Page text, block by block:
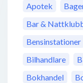
Apotek
Bar &
Bensinstationer
Bilhandlare
Bokhandel